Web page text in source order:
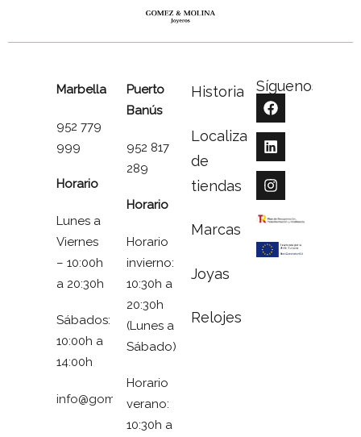
Marbella
952 779
999
Horario
Lunes a
Viernes
– 10:00h
a 20:30h
Sábados:
10:00h a
14:00h
info@gomezymolina.com
Puerto
Banús
952 817
289
Horario
Horario
invierno:
10:30h a
20:30h
(Lunes a
Sábado)
Horario
verano:
10:30h a
Historia
Localizador
de
tiendas
Marcas
Joyas
Relojes
Síguenos